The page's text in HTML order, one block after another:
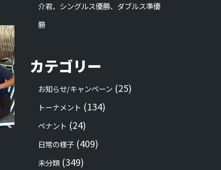
介君、シングルス優勝、ダブルス準優
勝
カテゴリー
お知らせ/キャンペーン (25)
トーナメント (134)
ペナント (24)
日常の様子 (409)
未分類 (349)